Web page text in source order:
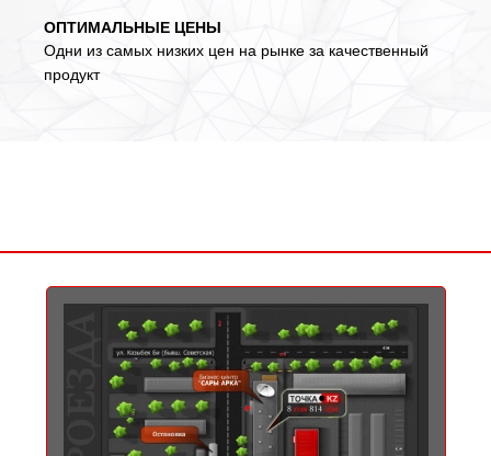
ОПТИМАЛЬНЫЕ ЦЕНЫ
Одни из самых низких цен на рынке за качественный
продукт